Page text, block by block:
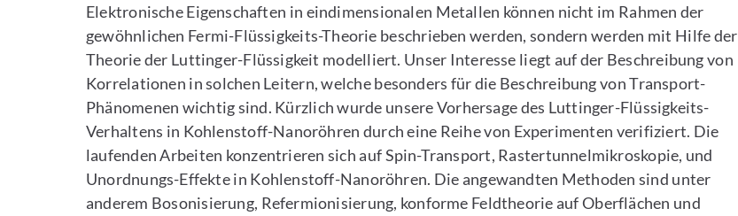
Elektronische Eigenschaften in eindimensionalen Metallen können nicht im Rahmen der
gewöhnlichen Fermi-Flüssigkeits-Theorie beschrieben werden, sondern werden mit Hilfe der
Theorie der Luttinger-Flüssigkeit modelliert. Unser Interesse liegt auf der Beschreibung von
Korrelationen in solchen Leitern, welche besonders für die Beschreibung von Transport-
Phänomenen wichtig sind. Kürzlich wurde unsere Vorhersage des Luttinger-Flüssigkeits-
Verhaltens in Kohlenstoff-Nanoröhren durch eine Reihe von Experimenten verifiziert. Die
laufenden Arbeiten konzentrieren sich auf Spin-Transport, Rastertunnelmikroskopie, und
Unordnungs-Effekte in Kohlenstoff-Nanoröhren. Die angewandten Methoden sind unter
anderem Bosonisierung, Refermionisierung, konforme Feldtheorie auf Oberflächen und